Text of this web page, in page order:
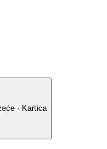
· Kartica